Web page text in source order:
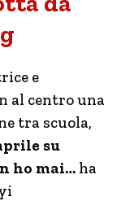
e
al centro una
tra scuola,
su
ho mai… ha